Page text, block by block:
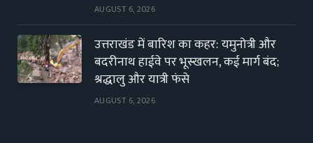
AUGUST 6, 2026
उत्तराखंड में बारिश का कहर: यमुनोत्री और
बदरीनाथ हाईवे पर भूस्खलन, कई मार्ग बंद;
श्रद्धालु और यात्री फंसे
AUGUST 6, 2026